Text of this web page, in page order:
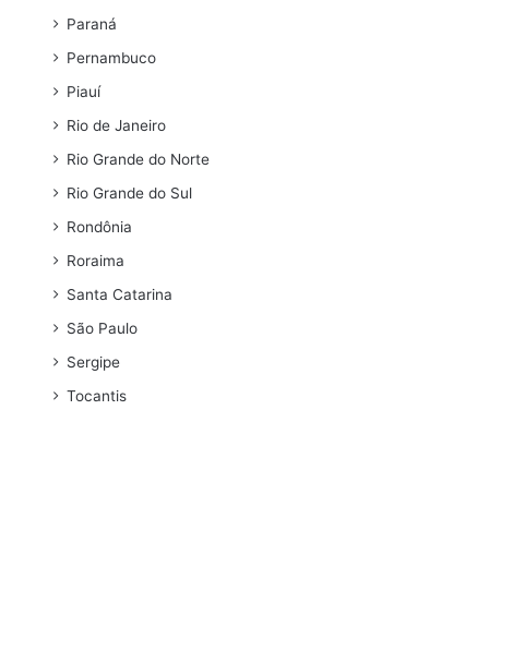
Paraná
Pernambuco
Piauí
Rio de Janeiro
Rio Grande do Norte
Rio Grande do Sul
Rondônia
Roraima
Santa Catarina
São Paulo
Sergipe
Tocantis